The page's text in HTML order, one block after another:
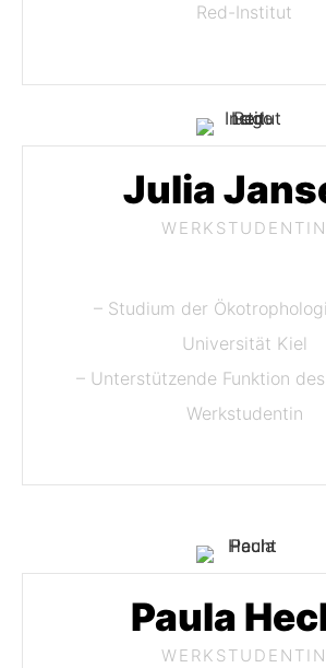
Red-Institut
Julia
WERKSTUDENTIN
– Studium der
Universität Kiel
– Unterstützende Funktion
Werkstudentin
Paula
WERKSTUDENTIN